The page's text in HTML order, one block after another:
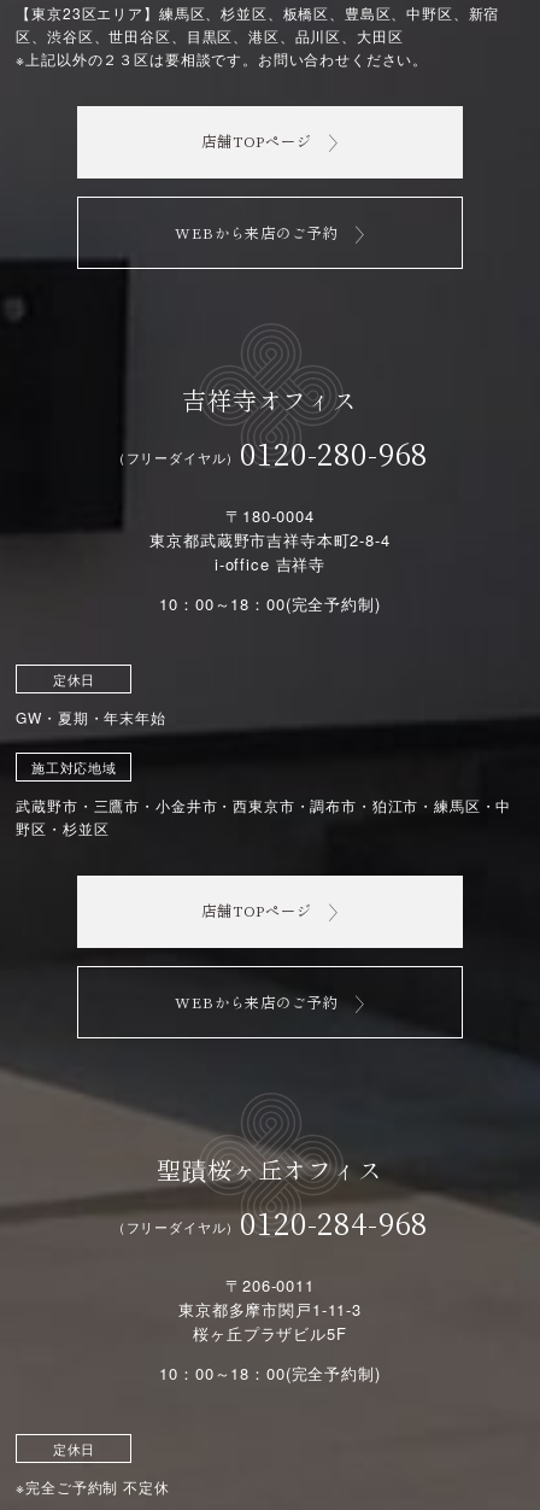
【東京23区エリア】練馬区、杉並区、板橋区、豊島区、中野区、新宿
区、渋谷区、世田谷区、目黒区、港区、品川区、大田区
※上記以外の２３区は要相談です。お問い合わせください。
店舗TOPページ
WEBから来店のご予約
吉祥寺オフィス
（フリーダイヤル） 0120-280-968
〒180-0004
東京都武蔵野市吉祥寺本町2-8-4
i-office 吉祥寺
10：00～18：00(完全予約制)
定休日
GW・夏期・年末年始
施工対応地域
武蔵野市・三鷹市・小金井市・西東京市・調布市・狛江市・練馬区・中
野区・杉並区
店舗TOPページ
WEBから来店のご予約
聖蹟桜ヶ丘オフィス
（フリーダイヤル） 0120-284-968
〒206-0011
東京都多摩市関戸1-11-3
桜ヶ丘プラザビル5F
10：00～18：00(完全予約制)
定休日
※完全ご予約制 不定休